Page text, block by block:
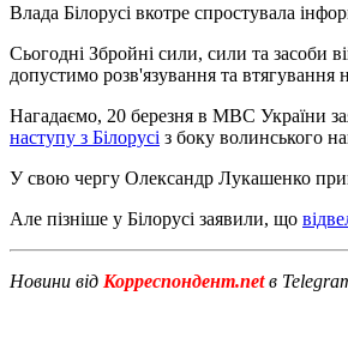
Влада Білорусі вкотре спростувала
Сьогодні Збройні сили, сили та засоби
допустимо розв'язування та втягування
Нагадаємо, 20 березня в МВС України
наступу з Білорусі з боку волинського
У свою чергу Олександр Лукашенко
Але пізніше у Білорусі заявили, що
Новини від Корреспондент.netв